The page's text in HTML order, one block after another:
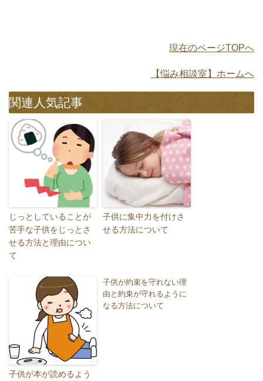
現在のページTOPへ
【悩み相談室】ホームへ
関連人気記事
じっとしていることが
苦手な子供をじっとさ
せる方法と理由につい
て
子供に集中力を付けさ
せる方法について
子供が本が読めるよう
子供が約束を守れない理
由と約束が守れるように
なる方法について